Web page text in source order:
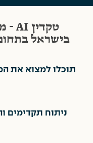
תוכלו למצוא את
ניתוח תקדימים